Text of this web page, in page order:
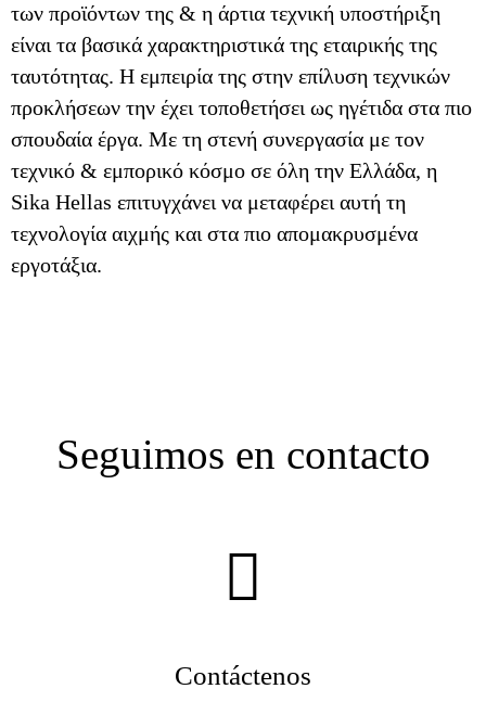
των προϊόντων της & η άρτια τεχνική υποστήριξη
είναι τα βασικά χαρακτηριστικά της εταιρικής της
ταυτότητας. Η εμπειρία της στην επίλυση τεχνικών
προκλήσεων την έχει τοποθετήσει ως ηγέτιδα στα πιο
σπουδαία έργα. Με τη στενή συνεργασία με τον
τεχνικό & εμπορικό κόσμο σε όλη την Ελλάδα, η
Sika Hellas επιτυγχάνει να μεταφέρει αυτή τη
τεχνολογία αιχμής και στα πιο απομακρυσμένα
εργοτάξια.
Seguimos en contacto
Contáctenos